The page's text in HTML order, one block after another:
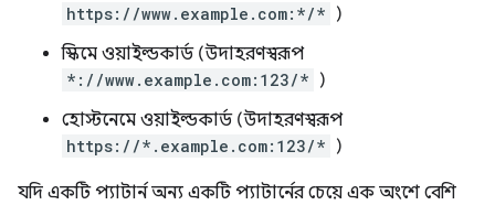
https://www.example.com:*/* )
স্কিমে ওয়াইল্ডকার্ড (উদাহরণস্বরূপ
*://www.example.com:123/* )
হোস্টনেমে ওয়াইল্ডকার্ড (উদাহরণস্বরূপ
https://*.example.com:123/* )
যদি একটি প্যাটার্ন অন্য একটি প্যাটার্নের চেয়ে এক অংশে বেশি